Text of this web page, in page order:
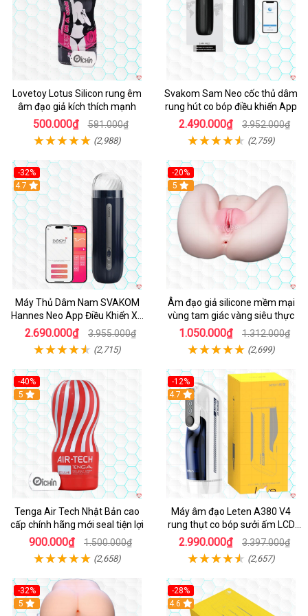
Lovetoy Lotus Silicon rung êm
âm đạo giả kích thích mạnh
500.000₫ 581.000₫
(2,988)
Svakom Sam Neo cốc thủ dâm
rung hút co bóp điều khiển App
2.490.000₫ 3.952.000₫
(2,759)
-32%
Hot
4.7
Máy Thủ Dâm Nam SVAKOM
Hannes Neo App Điều Khiển Xa
Cao Cấp
2.690.000₫ 3.955.000₫
(2,715)
-20%
Hot
5
Âm đạo giả silicone mềm mại
vùng tam giác vàng siêu thực
1.050.000₫ 1.312.000₫
(2,699)
-40%
Hot
5
Tenga Air Tech Nhật Bản cao
cấp chính hãng mới seal tiện lợi
900.000₫ 1.500.000₫
(2,658)
-12%
Hot
4.7
Máy âm đạo Leten A380 V4
rung thụt co bóp sưởi ấm LCD
đẹp
2.990.000₫ 3.397.000₫
(2,657)
-32%
Hot
5
-28%
Hot
4.6